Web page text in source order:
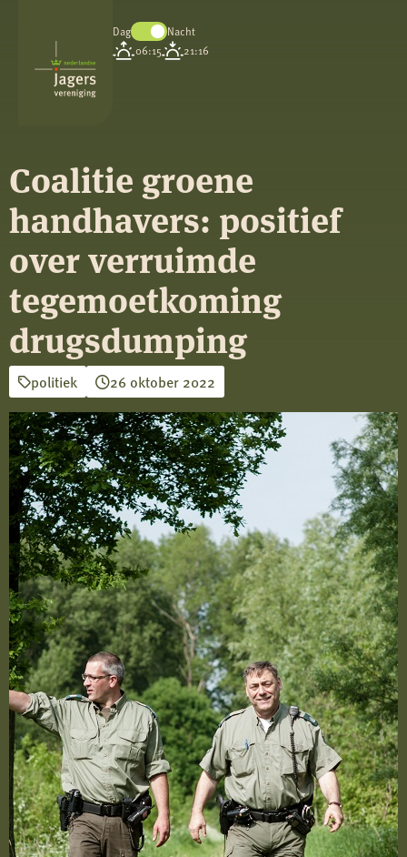
Koninklijke
Nederlandse
Jagersvereniging
Dag
Nacht
06:15
21:16
Coalitie groene
handhavers: positief
over verruimde
tegemoetkoming
drugsdumping
politiek 26 oktober 2022